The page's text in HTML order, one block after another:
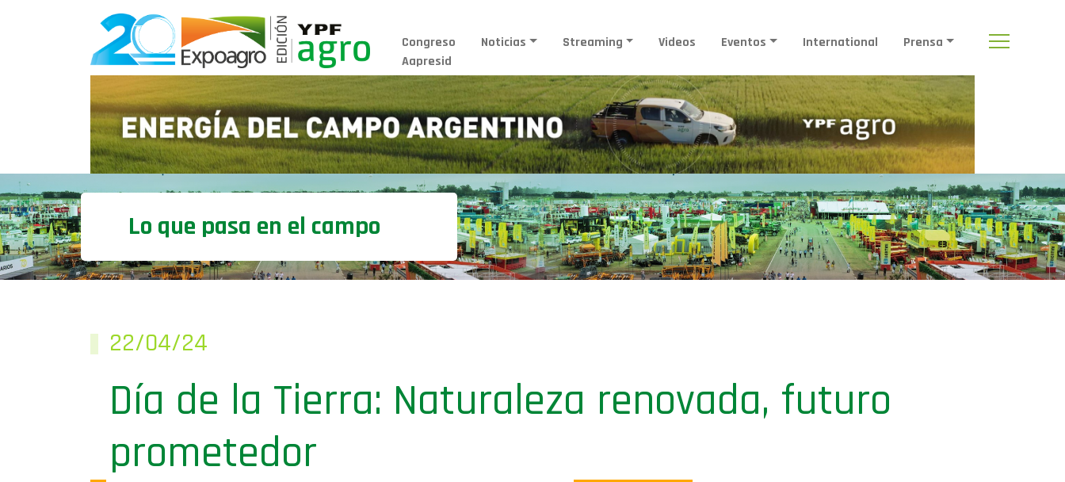
Congreso
Aapresid
Noticias Streaming Videos Eventos International Prensa
Lo que pasa en el campo
22/04/24
Día de la Tierra: Naturaleza renovada, futuro
prometedor